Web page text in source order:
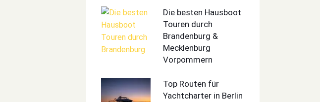
Die besten Hausboot
Touren durch
Brandenburg &
Mecklenburg
Vorpommern
Top Routen für
Yachtcharter in Berlin